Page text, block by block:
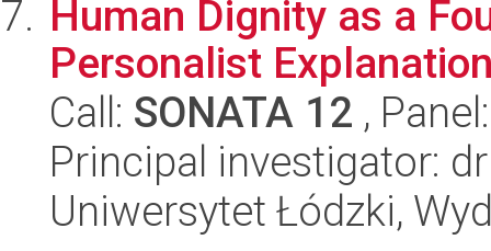
Human Dignity as a
Personalist
Call: SONATA 12 ,
Principal investigator:
Uniwersytet Łódzki,